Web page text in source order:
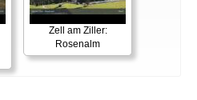
Zell am Ziller:
Rosenalm